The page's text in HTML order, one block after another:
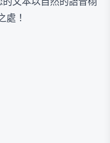
處！